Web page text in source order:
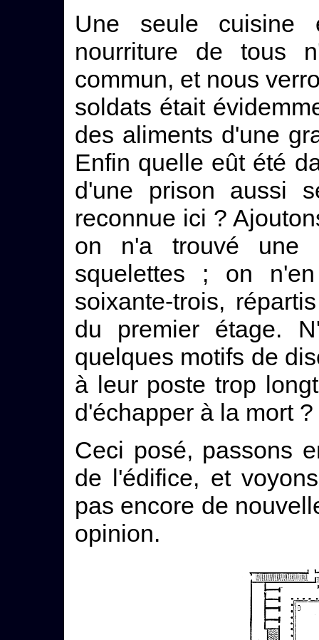
Une seule cuisine
nourriture de tous
commun, et nous
soldats était
des aliments d'une
Enfin quelle eût été
d'une prison aussi
reconnue ici ?
on n'a trouvé une
squelettes ; on
soixante-trois,
du premier étage.
quelques motifs de
à leur poste trop
d'échapper à la mort ?
Ceci posé, passons
de l'édifice, et
pas encore de
opinion.